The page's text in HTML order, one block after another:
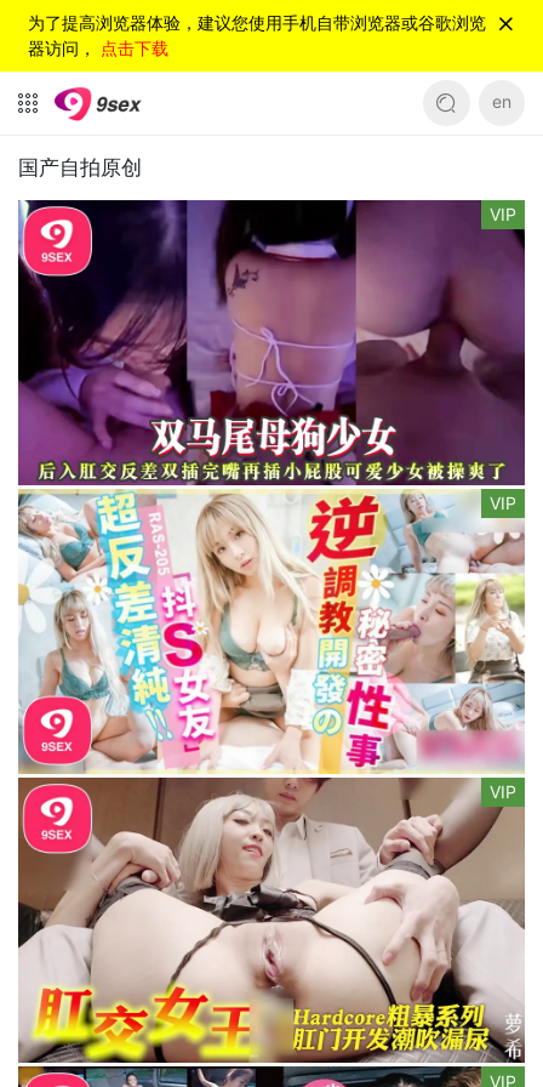
为了提高浏览器体验，建议您使用手机自带浏览器或谷歌浏览
器访问， 点击下载
en
国产自拍原创
VIP
VIP
VIP
VIP